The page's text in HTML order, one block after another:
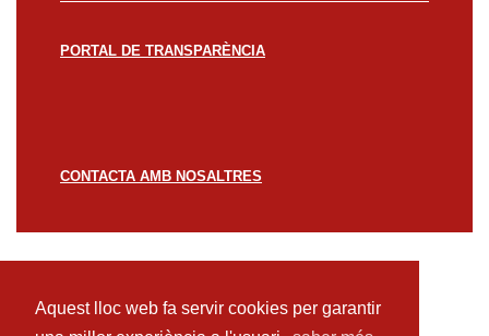
Aquest lloc web fa servir cookies per garantir
PORTAL DE TRANSPARÈNCIA
CONTACTA AMB NOSALTRES